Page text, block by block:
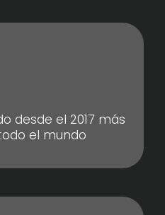
desde el 2017 más
el mundo